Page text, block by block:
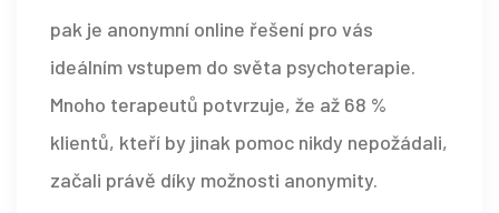
pak je anonymní online řešení pro vás
ideálním vstupem do světa psychoterapie.
Mnoho terapeutů potvrzuje, že až 68 %
klientů, kteří by jinak pomoc nikdy nepožádali,
začali právě díky možnosti anonymity.